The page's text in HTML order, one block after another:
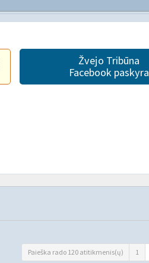
Žvejo Tribūna
Facebook paskyra
Paieška rado 120 atitikmenis(ų) 1